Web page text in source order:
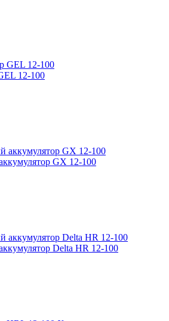
12-100
GX 12-100
Delta HR 12-100